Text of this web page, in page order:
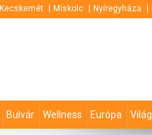
Kecskemét Miskolc Nyíregyháza
Bulvár Wellness Európa Világ